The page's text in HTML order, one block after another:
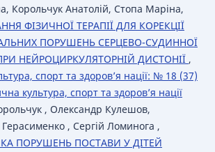
Корольчук Анатолій, Стопа Маріна,
ФІЗИЧНОЇ ТЕРАПІЇ ДЛЯ КОРЕКЦІЇ
ПОРУШЕНЬ СЕРЦЕВО-СУДИННОЇ
НЕЙРОЦИРКУЛЯТОРНІЙ ДИСТОНІЇ ,
спорт та здоров’я нації: № 18 (37)
культура, спорт та здоров’я нації
, Олександр Кулешов,
, Сергій Ломинога ,
ПОРУШЕНЬ ПОСТАВИ У ДІТЕЙ